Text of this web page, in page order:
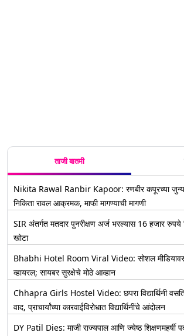
ताजी बातमी
Nikita Rawal Ranbir Kapoor: रणबीर कपूरच्या जुन्या
निकिता रावल आक्रमक, माफी मागण्याची मागणी
SIR अंतर्गत मतदार पुनरीक्षण अर्ज भरल्यास 16 हजार रुपये
खोटा
Bhabhi Hotel Room Viral Video: सोशल मीडियावर
व्हायरल; सायबर सुरक्षेचे मोठे आव्हान
Chhapra Girls Hostel Video: छपरा विद्यार्थिनी
वाद, प्राचार्यांच्या कारवाईविरोधात विद्यार्थिनींचे आंदोलन
DY Patil Dies: माजी राज्यपाल आणि ज्येष्ठ शिक्षणमहर्षी